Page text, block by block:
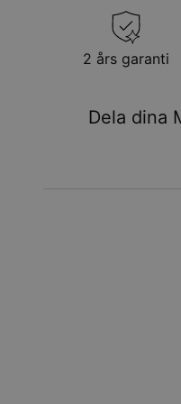
2 års garanti
Dela dina